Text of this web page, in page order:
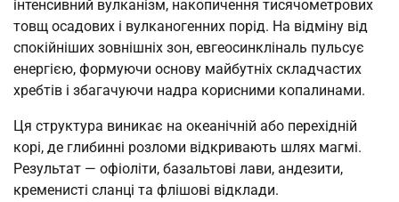
інтенсивний вулканізм, накопичення тисячометрових
товщ осадових і вулканогенних порід. На відміну від
спокійніших зовнішніх зон, евгеосинкліналь пульсує
енергією, формуючи основу майбутніх складчастих
хребтів і збагачуючи надра корисними копалинами.
Ця структура виникає на океанічній або перехідній
корі, де глибинні розломи відкривають шлях магмі.
Результат — офіоліти, базальтові лави, андезити,
кременисті сланці та флішові відклади.